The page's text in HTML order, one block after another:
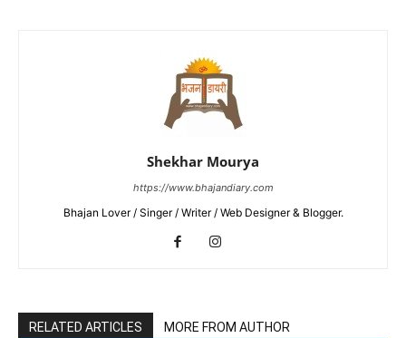
Shekhar Mourya
https://www.bhajandiary.com
Bhajan Lover / Singer / Writer / Web Designer & Blogger.
RELATED ARTICLES MORE FROM AUTHOR